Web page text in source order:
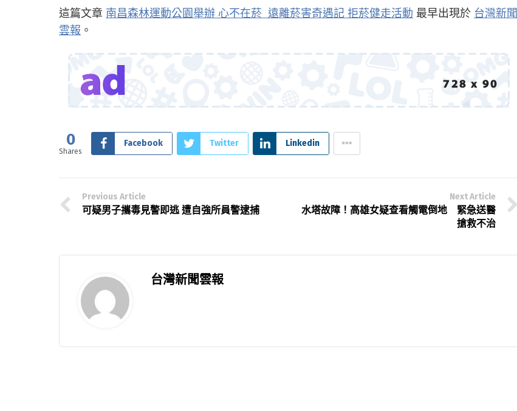
這篇文章 南昌森林運動公園舉辦 心不在菸 遠離菸害奇遇記 拒菸健走活動 最早出現於 台灣新聞
雲報 。
0
Shares
Facebook Twitter Linkedin
Previous Article
可疑男子攜毒見警即逃 遭自強所員警逮捕
Next Article
水塔故障！高雄女疑查看觸電倒地 緊急送醫
搶救不治
台灣新聞雲報